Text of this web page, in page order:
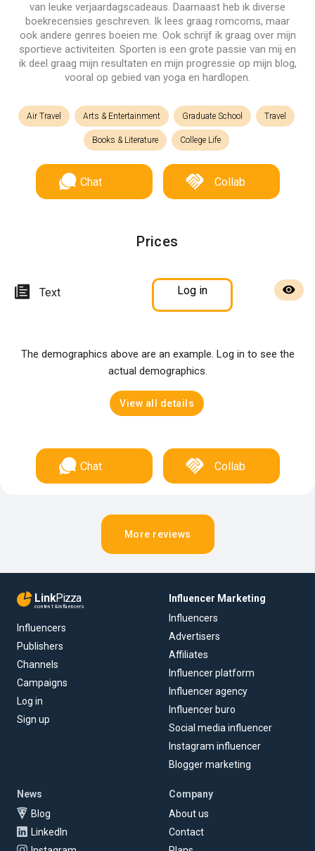
van leuke verjaardagscadeaus. Daarnaast heb ik diverse
boekrecensies geschreven. Ik lees graag romcoms, maar
ook andere genres boeien me. Ook schrijf ik graag over mijn
sportieve activiteiten. Sporten is een grote passie van mij en
ik deel graag mijn resultaten en mijn progressie op mijn blog,
vooral op gebied van yoga en hardlopen.
Air Travel Arts & Entertainment Graduate School Travel
Books & Literature College Life
Chat Collab
Prices
Text Log in
The demographics above are an example. Log in to see the
actual demographics.
View all details
Chat Collab
More reviews
LinkPizza
content & influencers
Influencers
Publishers
Channels
Campaigns
Log in
Sign up
Influencer Marketing
Influencers
Advertisers
Affiliates
Influencer platform
Influencer agency
Influencer buro
Social media influencer
Instagram influencer
Blogger marketing
News
Blog
LinkedIn
Company
About us
Contact